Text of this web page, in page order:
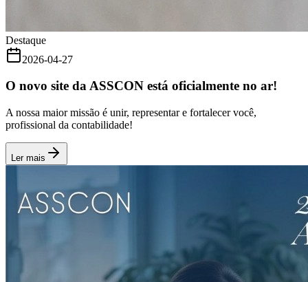
Destaque
2026-04-27
O novo site da ASSCON está oficialmente no ar!
A nossa maior missão é unir, representar e fortalecer você,
profissional da contabilidade!
Ler mais